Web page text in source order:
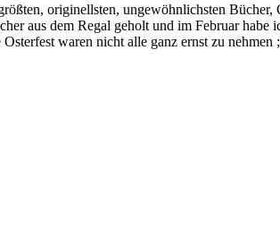
originellsten, ungewöhnlichsten Bücher,
aus dem Regal geholt und im Februar
waren nicht alle ganz ernst zu